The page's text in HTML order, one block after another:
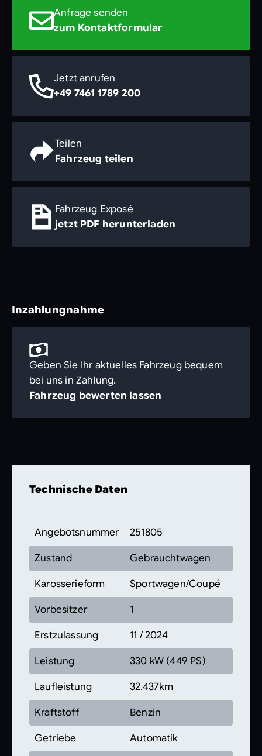
Anfrage senden
zum Kontaktformular
Jetzt anrufen
+49 7461 1789 200
Teilen
Fahrzeug teilen
Fahrzeug Exposé
jetzt PDF herunterladen
Inzahlungnahme
Geben Sie Ihr aktuelles Fahrzeug bequem
bei uns in Zahlung.
Fahrzeug bewerten lassen
Technische Daten
Angebotsnummer 251805
Zustand Gebrauchtwagen
Karosserieform Sportwagen/Coupé
Vorbesitzer 1
Erstzulassung 11 / 2024
Leistung 330 kW (449 PS)
Laufleistung 32.437km
Kraftstoff Benzin
Getriebe Automatik